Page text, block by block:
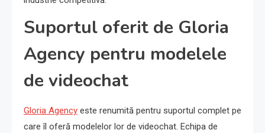
Suportul oferit de Gloria
Agency pentru modelele
de videochat
Gloria Agency este renumită pentru suportul complet pe
care îl oferă modelelor lor de videochat. Echipa de